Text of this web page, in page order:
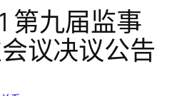
第九届监事
议决议公告